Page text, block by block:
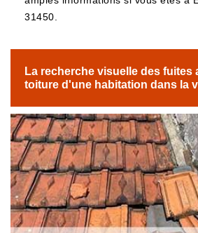
31450.
La recherche visuelle des fuites
toiture d'une habitation dans la